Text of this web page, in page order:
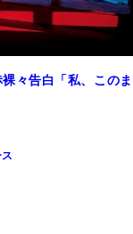
々告白「私、このま